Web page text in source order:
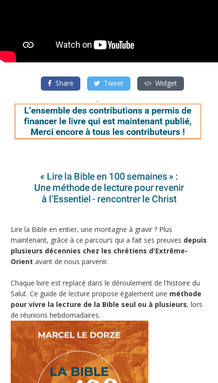
Share Tweet Widget
Lire la Bible en entier, une montagne à gravir ? Plus
maintenant, grâce à ce parcours qui a fait ses preuves depuis
plusieurs décennies chez les chrétiens d'Extrême-
Orient avant de nous parvenir.
Chaque livre est replacé dans le déroulement de l'histoire du
Salut. Ce guide de lecture propose également une méthode
pour vivre la lecture de la Bible seul ou à plusieurs, lors
de réunions hebdomadaires.